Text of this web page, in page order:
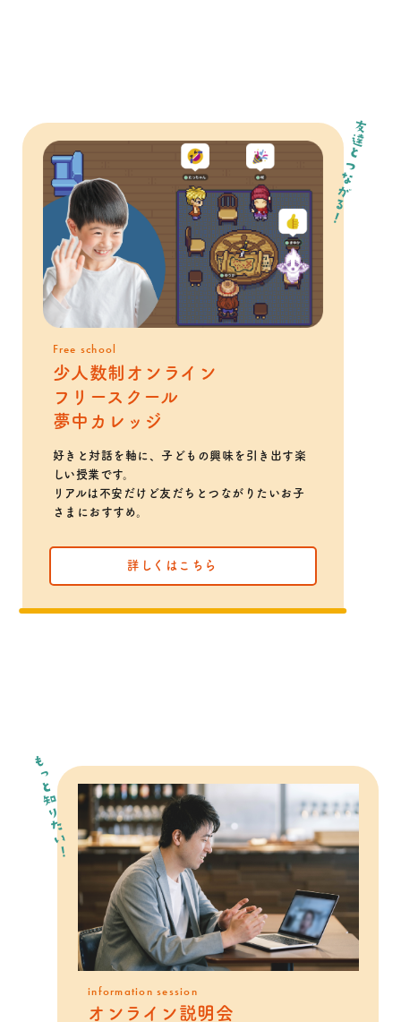
Free school
少人数制オンライン
フリースクール
夢中カレッジ
好きと対話を軸に、子どもの興味を引き出す楽
しい授業です。
リアルは不安だけど友だちとつながりたいお子
さまにおすすめ。
詳しくはこちら
友達とつながる！
information session
オンライン説明会
もっと知りたい！